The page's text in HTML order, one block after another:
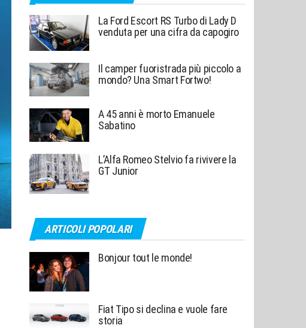
La Ford Escort RS Turbo di Lady D
venduta per una cifra da capogiro
Il camper fuoristrada più piccolo a
mondo? Una Smart Fortwo!
A 45 anni è morto Emanuele
Sabatino
L’Alfa Romeo Stelvio fa rivivere la
GT Junior
ARTICOLI POPOLARI
Bonjour tout le monde!
Fiat Tipo si declina e vuole fare
storia